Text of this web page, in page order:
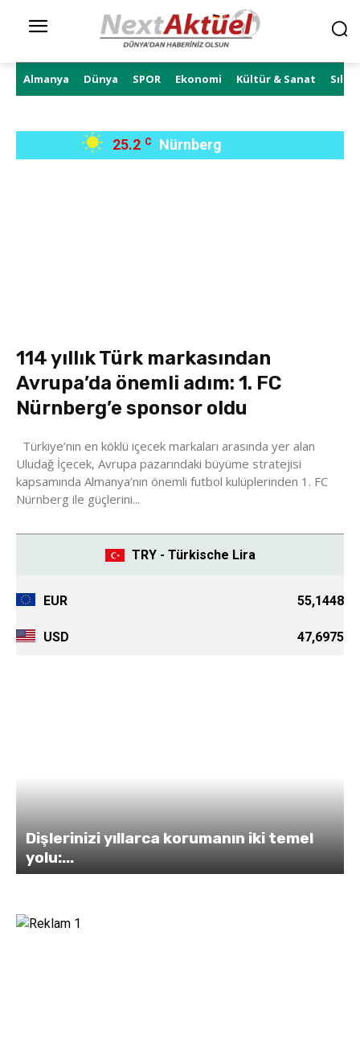
Almanya Dünya SPOR Ekonomi Kültür & Sanat Sıla
25.2 C Nürnberg
114 yıllık Türk markasından
Avrupa’da önemli adım: 1. FC
Nürnberg’e sponsor oldu
Uludağ İçecek, Avrupa pazarındaki büyüme stratejisi
kapsamında Almanya’nın önemli futbol kulüplerinden 1. FC
Nürnberg ile güçlerini...
TRY - Türkische Lira
EUR 55,1448
USD 47,6975
Dişlerinizi yıllarca korumanın iki temel
yolu:...